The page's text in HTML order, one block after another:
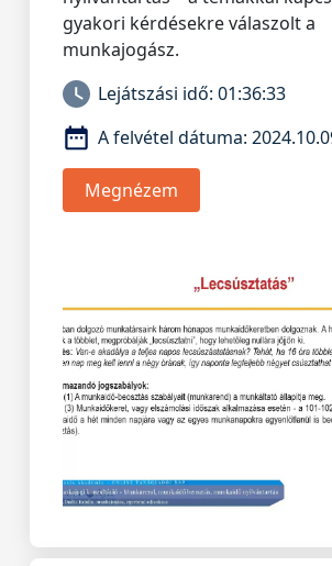
gyakori kérdésekre válaszolt a
munkajogász.
Lejátszási idő: 01:36:33
A felvétel dátuma:
Megnézem